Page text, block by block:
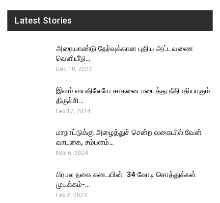
Latest Stories
அரையாண்டு தேர்வுக்கான புதிய அட்டவணை
வெளியீடு…
Dec 10, 2023
இளம் வயதிலேயே சாதனை படைத்து நீதிபதியாகும்
திருச்சி…
Feb 17, 2024
மாநாட்டுக்கு அழைத்துச் சென்ற வகையில் வேன்
வாடகை, சம்பளம்…
Nov 6, 2024
பிரபல நகை கடையின் ₹ 34 கோடி சொத்துக்கள்
முடக்கம்-…
Feb 2, 2024